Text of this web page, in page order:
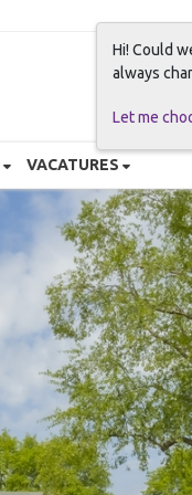
VACATURES
Hi! Could
always
Let me